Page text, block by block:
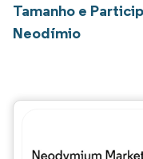
Tamanho e
Neodímio